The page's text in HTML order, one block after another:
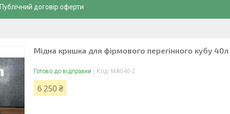
Публічний договір оферти
Мідна кришка для фірмового перегінного кубу 40л
Готово до відправки Код: MAG40-2
6 250 ₴